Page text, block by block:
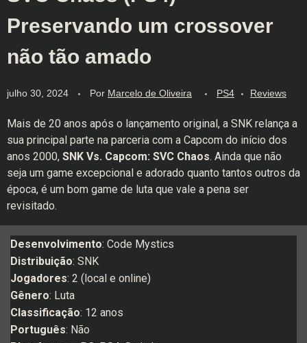
Preservando um crossover
não tão amado
julho 30, 2024 Por Marcelo de Oliveira PS4 Reviews
Mais de 20 anos após o lançamento original, a SNK relança a
sua principal parte na parceria com a Capcom do início dos
anos 2000, SNK Vs. Capcom: SVC Chaos. Ainda que não
seja um game excepcional e adorado quanto tantos outros da
época, é um bom game de luta que vale a pena ser
revisitado.
Desenvolvimento: Code Mystics
Distribuição: SNK
Jogadores: 2 (local e online)
Gênero: Luta
Classificação: 12 anos
Português: Não